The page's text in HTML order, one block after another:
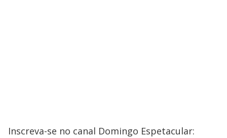
Inscreva-se no canal Domingo Espetacular: